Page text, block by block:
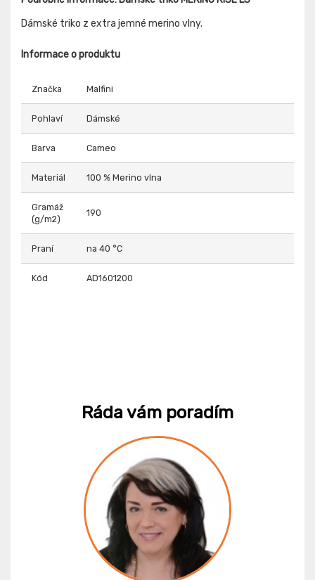
Dámské triko z extra jemné merino vlny.
Informace o produktu
Značka Malfini
Pohlaví Dámské
Barva Cameo
Materiál 100 % Merino vlna
Gramáž
(g/m2)
190
Praní na 40 °C
Kód AD1601200
Ráda vám poradím